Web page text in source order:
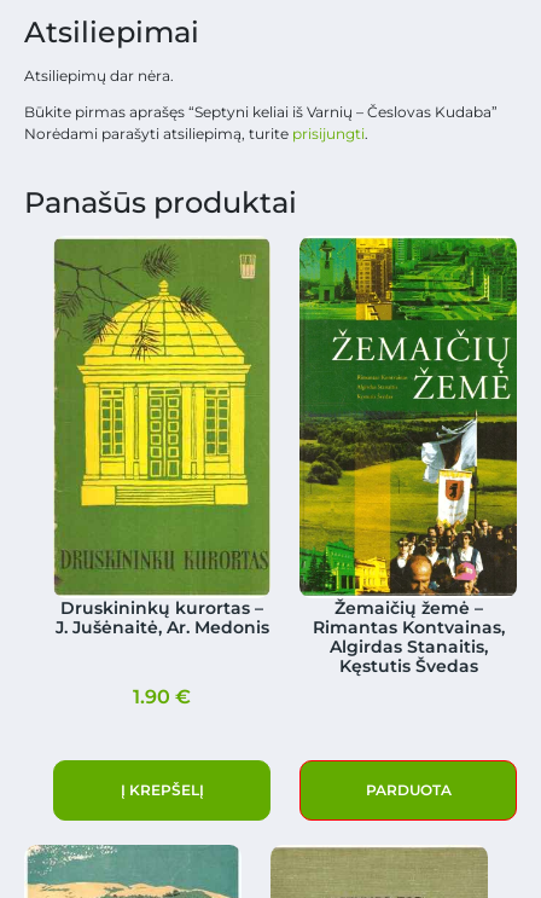
Atsiliepimai
Atsiliepimų dar nėra.
Būkite pirmas aprašęs “Septyni keliai iš Varnių – Česlovas Kudaba”
Norėdami parašyti atsiliepimą, turite prisijungti.
Panašūs produktai
Druskininkų kurortas –
J. Jušėnaitė, Ar. Medonis
1.90€
Į KREPŠELĮ
Žemaičių žemė –
Rimantas Kontvainas,
Algirdas Stanaitis,
Kęstutis Švedas
PARDUOTA